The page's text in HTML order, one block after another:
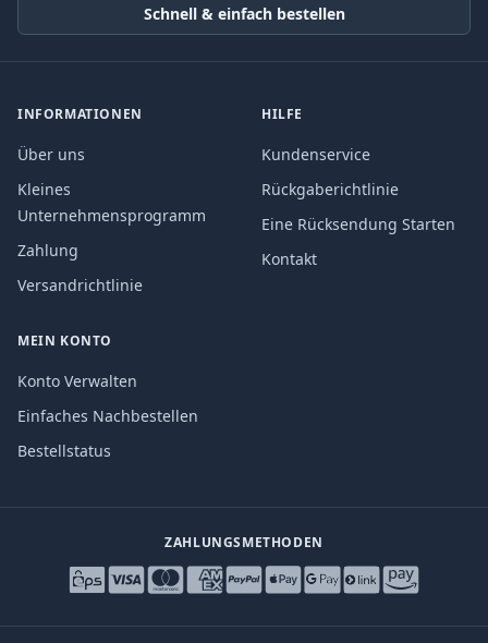
Schnell & einfach bestellen
INFORMATIONEN
Über uns
Kleines
Unternehmensprogramm
Zahlung
Versandrichtlinie
HILFE
Kundenservice
Rückgaberichtlinie
Eine Rücksendung Starten
Kontakt
MEIN KONTO
Konto Verwalten
Einfaches Nachbestellen
Bestellstatus
ZAHLUNGSMETHODEN